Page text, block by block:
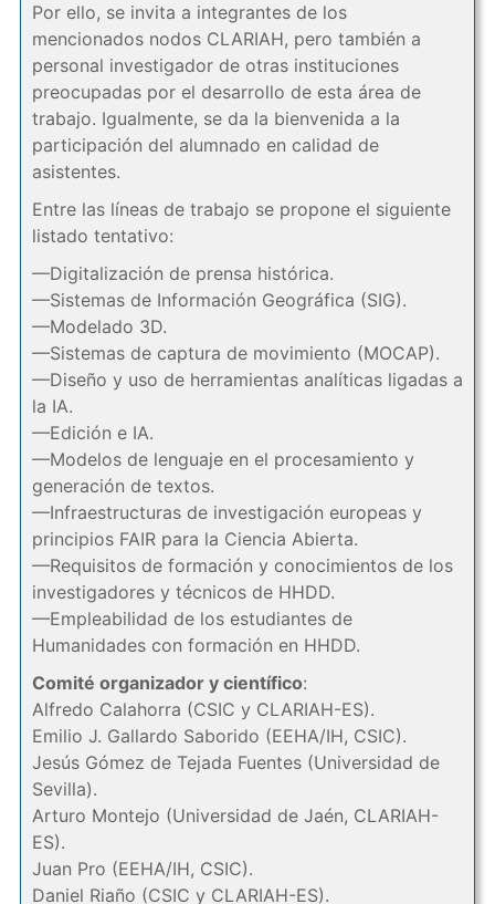
Por ello, se invita a integrantes de los
mencionados nodos CLARIAH, pero también a
personal investigador de otras instituciones
preocupadas por el desarrollo de esta área de
trabajo. Igualmente, se da la bienvenida a la
participación del alumnado en calidad de
asistentes.
Entre las líneas de trabajo se propone el siguiente
listado tentativo:
—Digitalización de prensa histórica.
—Sistemas de Información Geográfica (SIG).
—Modelado 3D.
—Sistemas de captura de movimiento (MOCAP).
—Diseño y uso de herramientas analíticas ligadas a
la IA.
—Edición e IA.
—Modelos de lenguaje en el procesamiento y
generación de textos.
—Infraestructuras de investigación europeas y
principios FAIR para la Ciencia Abierta.
—Requisitos de formación y conocimientos de los
investigadores y técnicos de HHDD.
—Empleabilidad de los estudiantes de
Humanidades con formación en HHDD.
Comité organizador y científico:
Alfredo Calahorra (CSIC y CLARIAH-ES).
Emilio J. Gallardo Saborido (EEHA/IH, CSIC).
Jesús Gómez de Tejada Fuentes (Universidad de
Sevilla).
Arturo Montejo (Universidad de Jaén, CLARIAH-
ES).
Juan Pro (EEHA/IH, CSIC).
Daniel Riaño (CSIC y CLARIAH-ES).